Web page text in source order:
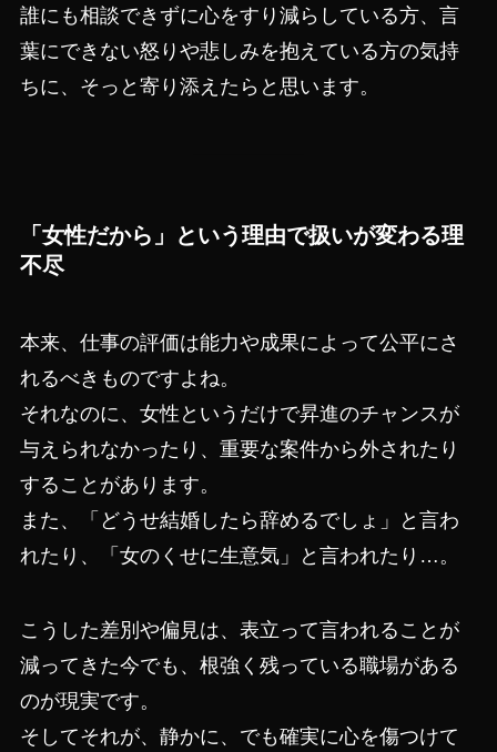
誰にも相談できずに心をすり減らしている方、言
葉にできない怒りや悲しみを抱えている方の気持
ちに、そっと寄り添えたらと思います。
「女性だから」という理由で扱いが変わる理
不尽
本来、仕事の評価は能力や成果によって公平にさ
れるべきものですよね。
それなのに、女性というだけで昇進のチャンスが
与えられなかったり、重要な案件から外されたり
することがあります。
また、「どうせ結婚したら辞めるでしょ」と言わ
れたり、「女のくせに生意気」と言われたり…。
こうした差別や偏見は、表立って言われることが
減ってきた今でも、根強く残っている職場がある
のが現実です。
そしてそれが、静かに、でも確実に心を傷つけて